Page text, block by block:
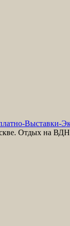
Выставки-
Отдых на